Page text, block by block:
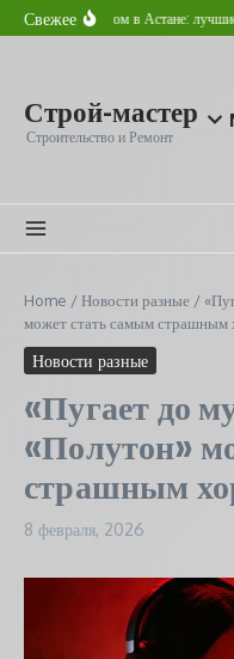
Перейти к содержанию
Свежее
отдохнуть летом в Астане: лучшие
Строй-мастер
Строительство и Ремонт
Home /Новости разные /
может стать самым страшным
Новости разные
«Пугает до
«Полутон»
страшным
8 февраля, 2026